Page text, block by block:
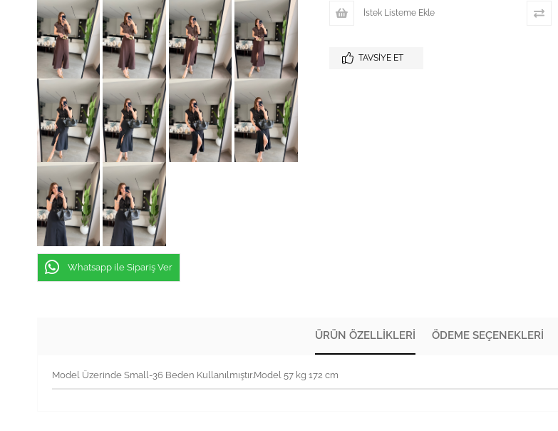
Whatsapp ile Sipariş Ver
İstek Listeme Ekle
TAVSIYE ET
ÜRÜN ÖZELLIKLERI ÖDEME SEÇENEKLERI
Model Üzerinde Small-36 Beden Kullanılmıştır.Model 57 kg 172 cm